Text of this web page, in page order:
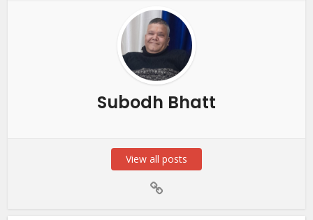
Subodh Bhatt
View all posts